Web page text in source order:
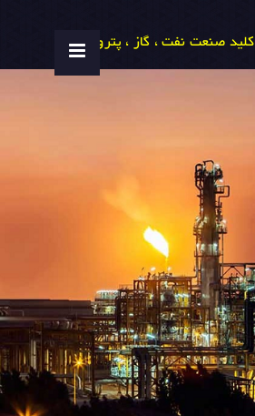
کلید صنعت نفت ، گاز ، پتروشیمی